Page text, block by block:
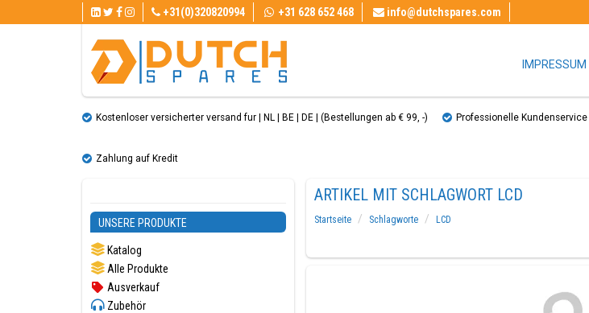
+31(0)320820994 +31 628 652 468 info@dutchspares.com
IMPRESSUM
Kostenloser versicherter versand fur | NL | BE | DE | (Bestellungen ab € 99, ​​-) Professionelle Kundenservice
Zahlung auf Kredit
UNSERE PRODUKTE
Katalog
Alle Produkte
Ausverkauf
Zubehör
ARTIKEL MIT SCHLAGWORT LCD
Startseite Schlagworte
LCD